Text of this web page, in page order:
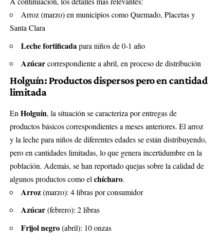
Arroz (marzo) en municipios como Quemado, Placetas y
Santa Clara
Leche fortificadapara niños de 0-1 año
Azúcarcorrespondiente a abril, en proceso de distribución
Holguín: Productos dispersos pero en cantidad
limitada
En Holguín, la situación se caracteriza por entregas de
productos básicos correspondientes a meses anteriores. El arroz
y la leche para niños de diferentes edades se están distribuyendo,
pero en cantidades limitadas, lo que genera incertidumbre en la
población. Además, se han reportado quejas sobre la calidad de
algunos productos como el chícharo.
Arroz(marzo): 4 libras por consumidor
Azúcar(febrero): 2 libras
Frijol negro(abril): 10 onzas